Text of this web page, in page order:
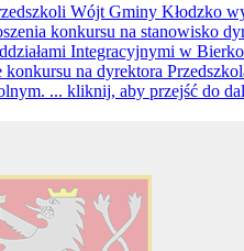
Wójt Gminy Kłodzko
konkursu na stanowisko
Integracyjnymi w
na dyrektora
... kliknij, aby przejść do